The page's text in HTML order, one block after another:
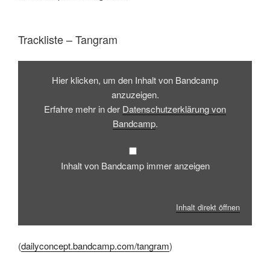
Trackliste – Tangram
Inhalt
BandcampHier klicken, um den Inhalt von Bandcamp
anzuzeigen.
Erfahre mehr in der Datenschutzerklärung von
Bandcamp.
Inhalt von Bandcamp immer anzeigen
Inhalt direkt öffnen
(dailyconcept.bandcamp.com/tangram)